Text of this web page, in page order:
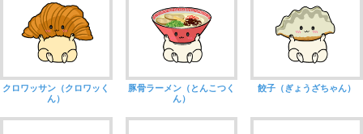
クロワッサン（クロワッく
ん）
豚骨ラーメン（とんこつく
ん）
餃子（ぎょうざちゃん）